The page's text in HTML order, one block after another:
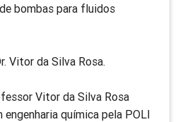
bombas para fluidos
Vitor da Silva Rosa.
Vitor da Silva Rosa
química pela POLI